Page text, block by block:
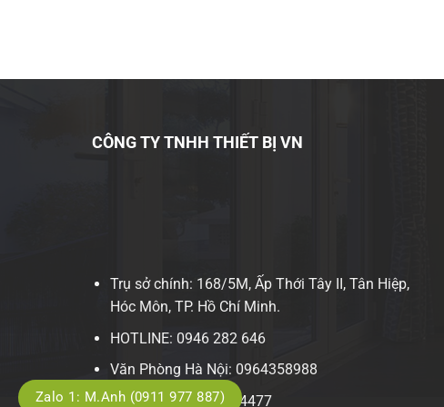
CÔNG TY TNHH THIẾT BỊ VN
Trụ sở chính: 168/5M, Ấp Thới Tây II, Tân Hiệp,
Hóc Môn, TP. Hồ Chí Minh.
HOTLINE: 0946 282 646
Văn Phòng Hà Nội: 0964358988
Điện thoại: 0949 38 4477
Zalo 1: M.Anh (0911 977 887)